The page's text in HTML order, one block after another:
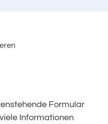
Formular
Informationen